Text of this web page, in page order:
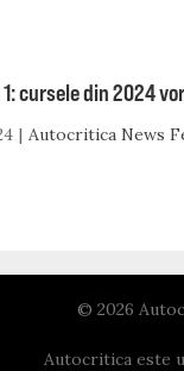
cursele din 2024
Autocritica News
© 2026
Autocritica este